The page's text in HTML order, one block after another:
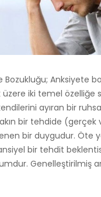
Bozukluğu; Anksiyete
iki temel özelliğe
ayıran bir
yakın bir tehdide
bir duygudur. Öte
bir tehdit
Genelleştirilmiş